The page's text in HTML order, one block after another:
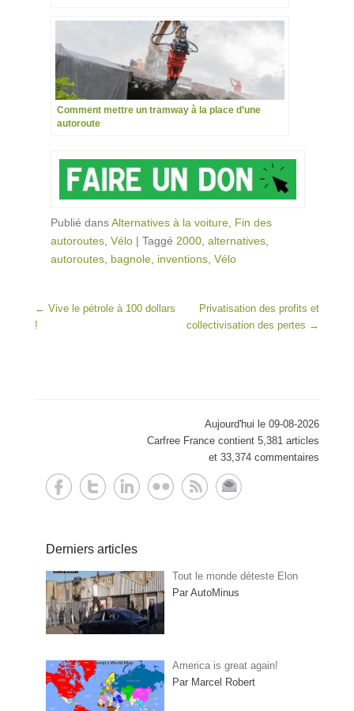
Comment mettre un tramway à la place d’une
autoroute
Publié dansAlternatives à la voiture Fin des
autoroutes Vélo | Taggé 2000 alternatives
autoroutes bagnole inventions Vélo
Post navigation
← Vive le pétrole à 100 dollars
!
Privatisation des profits et
collectivisation des pertes →
Aujourd'hui le 09-08-2026
Carfree France contient 5,381 articles
et 33,374 commentaires
Derniers articles
Tout le monde déteste Elon
Par AutoMinus
America is great again!
Par Marcel Robert